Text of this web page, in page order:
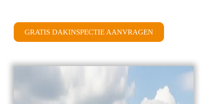
GRATIS DAKINSPECTIE AANVRAGEN